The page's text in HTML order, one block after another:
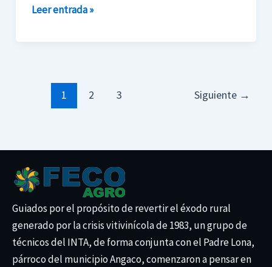
Leer entrada »
1 2 3 Siguiente →
Guiados por el propósito de revertir el éxodo rural
generado por la crisis vitivinícola de 1983, un grupo de
técnicos del INTA, de forma conjunta con el Padre Lona,
párroco del municipio Angaco, comenzaron a pensar en